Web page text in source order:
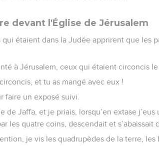
devant l'Église de Jérusalem
qui étaient dans la Judée apprirent que les
à Jérusalem, ceux qui étaient circoncis
et tu as mangé avec eux !
faire un exposé suivi.
de Jaffa, et je priais, lorsqu’en extase
les quatre coins, descendait et s’abaissait
je vis les quadrupèdes de la terre,